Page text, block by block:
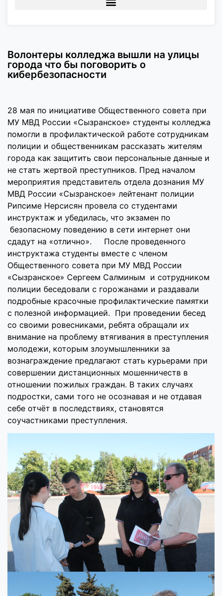
Волонтеры колледжа вышли на улицы
города что бы поговорить о
кибербезопасности
28 мая по инициативе Общественного совета при
МУ МВД России «Сызранское» студенты колледжа
помогли в профилактической работе сотрудникам
полиции и общественникам рассказать жителям
города как защитить свои персональные данные и
не стать жертвой преступников. Пред началом
мероприятия представитель отдела дознания МУ
МВД России «Сызранское» лейтенант полиции
Рипсиме Нерсисян провела со студентами
инструктаж и убедилась, что экзамен по
безопасному поведению в сети интернет они
сдадут на «отлично». После проведенного
инструктажа студенты вместе с членом
Общественного совета при МУ МВД России
«Сызранское» Сергеем Салминым и сотрудником
полиции беседовали с горожанами и раздавали
подробные красочные профилактические памятки
с полезной информацией. При проведении бесед
со своими ровесниками, ребята обращали их
внимание на проблему втягивания в преступления
молодежи, которым злоумышленники за
вознаграждение предлагают стать курьерами при
совершении дистанционных мошенничеств в
отношении пожилых граждан. В таких случаях
подростки, сами того не осознавая и не отдавая
себе отчёт в последствиях, становятся
соучастниками преступления.